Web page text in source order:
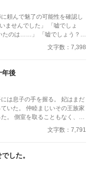
拙ですので温かく見守ってく
頼んで魅了の可能性を確認し
ませんでした」 「嘘でしょ
たのは……」 「嘘でしょう？」
文字数：7,398
年後
は息子の手を握る。 妃はまだ
その王族家
。 側室を取ることもなく、子
文字数：7,791
した。